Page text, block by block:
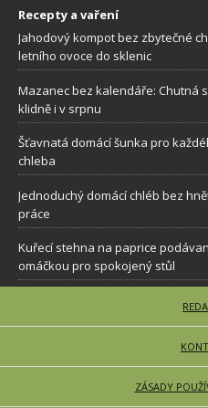
Recepty a vaření
Jahodový kompot bez zbytečné
letního ovoce do sklenic
Mazanec bez kalendáře: Chutná
klidně i v srpnu
Šťavnatá domácí šunka pro
chleba
Jednoduchý domácí chléb bez
práce
Kuřecí stehna na paprice
omáčkou pro spokojený stůl
ZÁSADY